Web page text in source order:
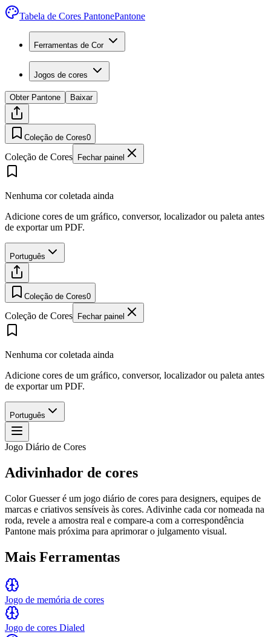
Tabela de Cores PantonePantone
Ferramentas de Cor
Jogos de cores
Obter Pantone Baixar
Coleção de Cores0
Coleção de Cores Fechar painel
Nenhuma cor coletada ainda
Adicione cores de um gráfico, conversor, localizador ou paleta antes
de exportar um PDF.
Português
Coleção de Cores0
Coleção de Cores Fechar painel
Nenhuma cor coletada ainda
Adicione cores de um gráfico, conversor, localizador ou paleta antes
de exportar um PDF.
Português
Jogo Diário de Cores
Adivinhador de cores
Color Guesser é um jogo diário de cores para designers, equipes de
marcas e criativos sensíveis às cores. Adivinhe cada cor nomeada na
roda, revele a amostra real e compare-a com a correspondência
Pantone mais próxima para aprimorar o julgamento visual.
Mais Ferramentas
Jogo de memória de cores
Jogo de cores Dialed